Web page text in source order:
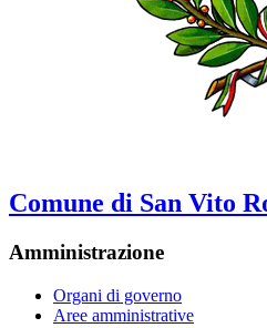
Comune di San Vito
Amministrazione
Organi di governo
Aree amministrative